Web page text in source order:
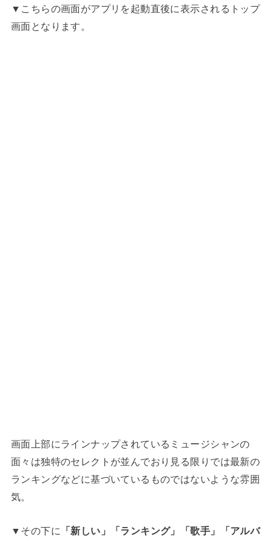
▼こちらの画面がアプリを起動直後に表示されるトップ
画面となります。
画面上部にラインナップされているミュージシャンの
面々は独特のセレクトが並んでおり見る限りでは最新の
ランキングなどに基づいているものではないような雰囲
気。
▼その下に
「新しい」「ランキング」「歌手」「アルバ